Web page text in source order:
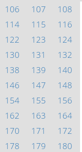
106 107
108
114 115
116
122 123
124
130 131
132
138 139
140
146 147
148
154 155
156
162 163
164
170 171
172
178 179
180